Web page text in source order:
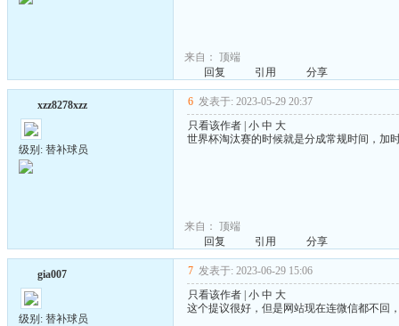
来自： 顶端
回复
引用 分享
xzz8278xzz
级别: 替补球员
6 发表于: 2023-05-29 20:37
只看该作者 小 中 大
世界杯淘汰赛的时候就是分成常规时间，加
来自： 顶端
回复
引用 分享
gia007
级别: 替补球员
7 发表于: 2023-06-29 15:06
只看该作者 小 中 大
这个提议很好，但是网站现在连微信都不回